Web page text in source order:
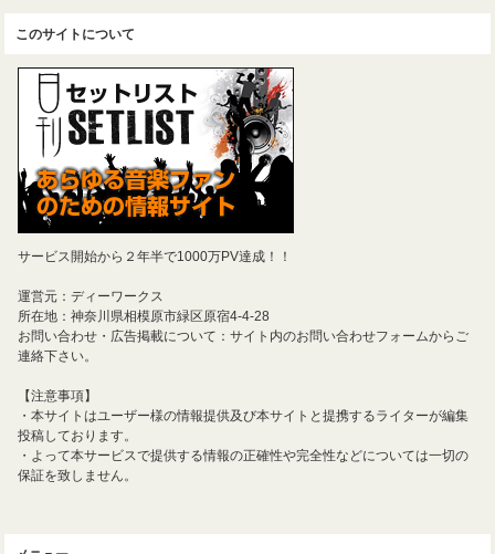
このサイトについて
サービス開始から２年半で1000万PV達成！！
運営元：ディーワークス
所在地：神奈川県相模原市緑区原宿4-4-28
お問い合わせ・広告掲載について：サイト内のお問い合わせフォームからご
連絡下さい。
【注意事項】
・本サイトはユーザー様の情報提供及び本サイトと提携するライターが編集
投稿しております。
・よって本サービスで提供する情報の正確性や完全性などについては一切の
保証を致しません。